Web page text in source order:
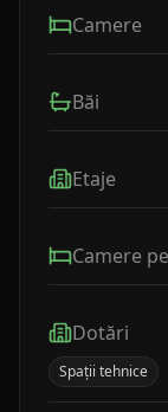
Camere
Băi
Etaje
Camere
Dotări
Spații tehnice